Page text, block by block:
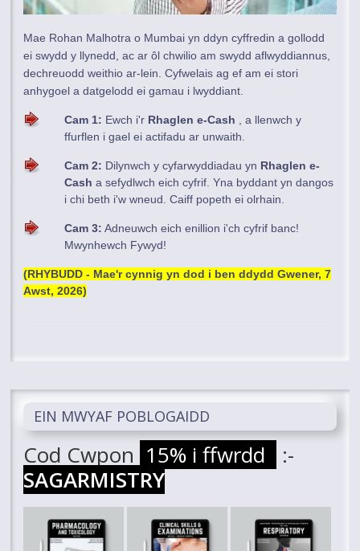
Mae Rohan Malhotra o Mumbai yn ddyn cyffredin a gollodd
ei swydd y llynedd, ac ar ôl chwilio am swydd aflwyddiannus,
dechreuodd weithio ar-lein. Cyfwelais ag ef am ei stori
anhygoel a datgelodd ei gamau i lwyddiant.
Cam 1: Ewch i'r Rhaglen e-Cash , a llenwch y
ffurflen i gael ei actifadu ar unwaith.
Cam 2: Dilynwch y cyfarwyddiadau yn Rhaglen e-
Cash a sefydlwch eich cyfrif. Yna byddant yn dangos
i chi beth i'w wneud. Caiff popeth ei olrhain.
Cam 3: Adneuwch eich enillion i'ch cyfrif banc!
Mwynhewch Fywyd!
(RHYBUDD - Mae'r cynnig yn dod i benddydd Gwener, 7
Awst, 2026)
EIN MWYAF POBLOGAIDD
Cod Cwpon 15% i ffwrdd
:-
SAGARMISTRY